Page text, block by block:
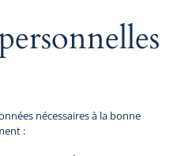
nécessaires à la bonne
: